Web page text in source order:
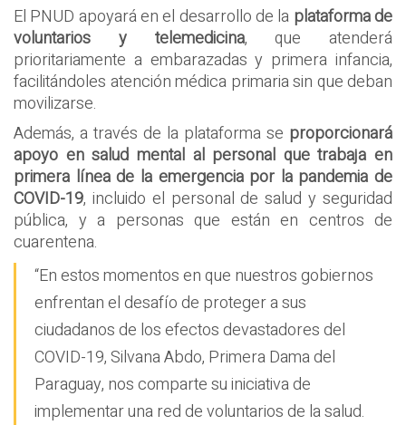
El PNUD apoyará en el desarrollo de la plataforma de
voluntarios y telemedicina, que atenderá
prioritariamente a embarazadas y primera infancia,
facilitándoles atención médica primaria sin que deban
movilizarse.
Además, a través de la plataforma se proporcionará
apoyo en salud mental al personal que trabaja en
primera línea de la emergencia por la pandemia de
COVID-19, incluido el personal de salud y seguridad
pública, y a personas que están en centros de
cuarentena.
“En estos momentos en que nuestros gobiernos
enfrentan el desafío de proteger a sus
ciudadanos de los efectos devastadores del
COVID-19, Silvana Abdo, Primera Dama del
Paraguay, nos comparte su iniciativa de
implementar una red de voluntarios de la salud.